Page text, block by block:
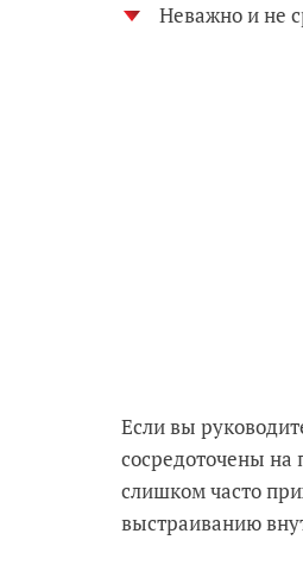
Неважно и не
Если вы
сосредоточены на
слишком часто
выстраиванию